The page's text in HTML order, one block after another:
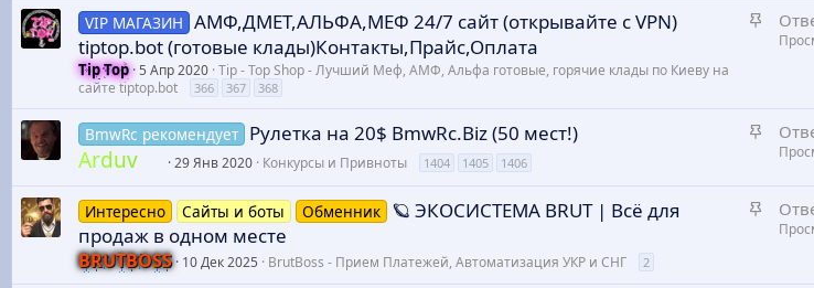
опЗ
п
н
VIP МАГАЗИН АМФ,ДМЕТ,АЛЬФА,МЕФ 24/7 сайт (открывайте c VPN)
tiptop.bot (готовые клады)Контакты,Прайс,Оплата
Tip Top 5 Апр 2020 Tip - Top Shop - Лучший Меф, АМФ, Альфа готовые, горячие клады по Киеву на
сайте tiptop.bot
366 367 368
З
р
BmwRc рекомендует Рулетка на 20$ BmwRc.Biz (50 мест!)
Arduv 29 Янв 2020 Конкурсы и Привноты 1404 1405 1406
З
Интересно Сайты и боты Обменник 🪐 ЭКОСИСТЕМА BRUT | Всё для
продаж в одном месте
BRUTBOSS 10 Дек 2025 BrutBoss - Прием Платежей, Автоматизация УКР и СНГ 2